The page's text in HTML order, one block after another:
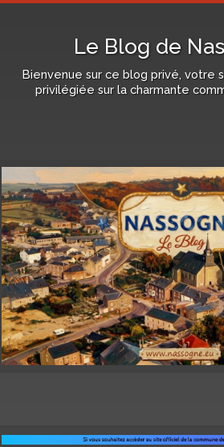
Le Blog de
Bienvenue sur ce blog privé, votre
privilégiée sur la charmante